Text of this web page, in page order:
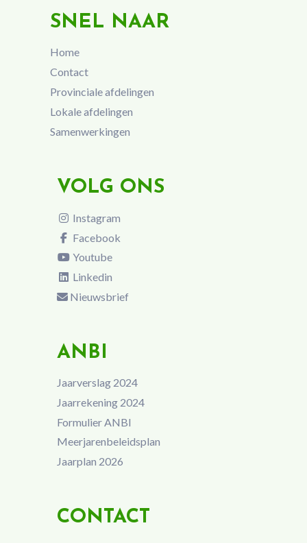
SNEL NAAR
Home
Contact
Provinciale afdelingen
Lokale afdelingen
Samenwerkingen
VOLG ONS
Instagram
Facebook
Youtube
Linkedin
Nieuwsbrief
ANBI
Jaarverslag 2024
Jaarrekening 2024
Formulier ANBI
Meerjarenbeleidsplan
Jaarplan 2026
CONTACT